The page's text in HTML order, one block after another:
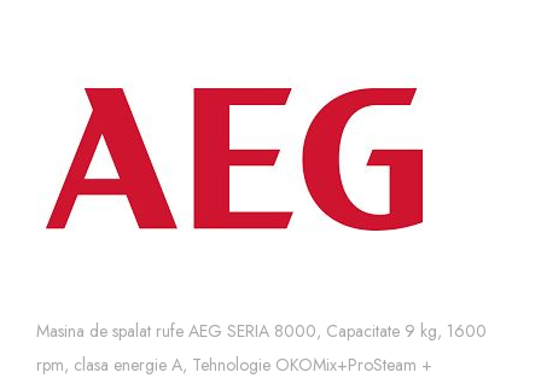
Masina de spalat rufe AEG SERIA 8000, Capacitate 9 kg, 1600
rpm, clasa energie A, Tehnologie OKOMix+ProSteam +